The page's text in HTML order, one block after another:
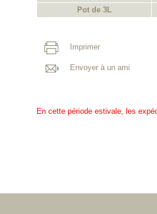
Pot de 3L
Imprimer
Envoyer à un ami
En cette période estivale, les